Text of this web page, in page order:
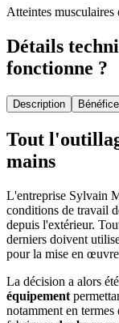
Atteintes musculaires
Détails
fonctionne ?
Description
Tout
mains
L'entreprise Sylvain
conditions de travail
depuis l'extérieur.
derniers doivent
pour la mise en
La décision a alors
équipement
notamment en termes